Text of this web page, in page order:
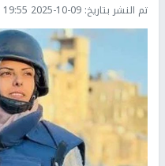
تم النشر بتاريخ: 2025-10-09 19:55